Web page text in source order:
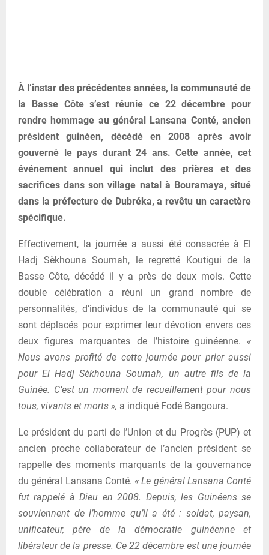
À l’instar des précédentes années, la communauté de
la Basse Côte s’est réunie ce 22 décembre pour
rendre hommage au général Lansana Conté, ancien
président guinéen, décédé en 2008 après avoir
gouverné le pays durant 24 ans. Cette année, cet
événement annuel qui inclut des prières et des
sacrifices dans son village natal à Bouramaya, situé
dans la préfecture de Dubréka, a revêtu un caractère
spécifique.
Effectivement, la journée a aussi été consacrée à El
Hadj Sèkhouna Soumah, le regretté Koutigui de la
Basse Côte, décédé il y a près de deux mois. Cette
double célébration a réuni un grand nombre de
personnalités, d’individus de la communauté qui se
sont déplacés pour exprimer leur dévotion envers ces
deux figures marquantes de l’histoire guinéenne. «
Nous avons profité de cette journée pour prier aussi
pour El Hadj Sèkhouna Soumah, un autre fils de la
Guinée. C’est un moment de recueillement pour nous
tous, vivants et morts », a indiqué Fodé Bangoura.
Le président du parti de l’Union et du Progrès (PUP) et
ancien proche collaborateur de l’ancien président se
rappelle des moments marquants de la gouvernance
du général Lansana Conté. « Le général Lansana Conté
fut rappelé à Dieu en 2008. Depuis, les Guinéens se
souviennent de l’homme qu’il a été : soldat, paysan,
unificateur, père de la démocratie guinéenne et
libérateur de la presse. Ce 22 décembre est une journée